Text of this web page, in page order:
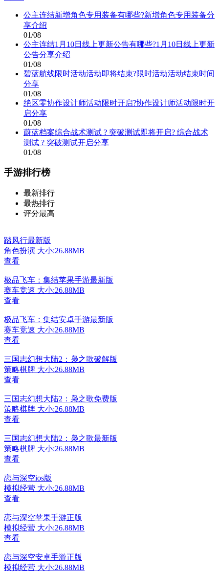
公主连结新增角色专用装备有哪些?新增角色专用装备分
享介绍
01/08
公主连结1月10日线上更新公告有哪些?1月10日线上更新
公告分享介绍
01/08
碧蓝航线限时活动活动即将结束?限时活动活动结束时间
分享
01/08
绝区零协作设计师活动限时开启?协作设计师活动限时开
启分享
01/08
蔚蓝档案综合战术测试 ? 突破测试即将开启? 综合战术
测试 ? 突破测试开启分享
01/08
手游排行榜
最新排行
最热排行
评分最高
踏风行最新版
角色扮演 大小:26.88MB
查看
极品飞车：集结苹果手游最新版
赛车竞速 大小:26.88MB
查看
极品飞车：集结安卓手游最新版
赛车竞速 大小:26.88MB
查看
三国志幻想大陆2：枭之歌破解版
策略棋牌 大小:26.88MB
查看
三国志幻想大陆2：枭之歌免费版
策略棋牌 大小:26.88MB
查看
三国志幻想大陆2：枭之歌最新版
策略棋牌 大小:26.88MB
查看
恋与深空ios版
模拟经营 大小:26.88MB
查看
恋与深空苹果手游正版
模拟经营 大小:26.88MB
查看
恋与深空安卓手游正版
模拟经营 大小:26.88MB